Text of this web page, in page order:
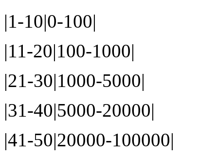
|1-10|0-100|
|11-20|100-1000|
|21-30|1000-5000|
|31-40|5000-20000|
|41-50|20000-100000|